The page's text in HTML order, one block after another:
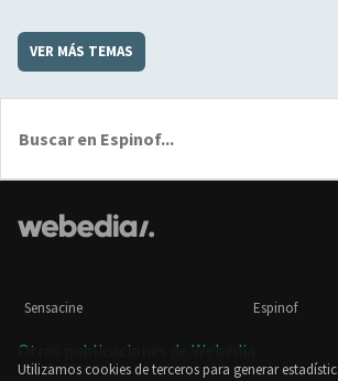
VER MÁS TEMAS
Sensacine Espinof
Otras publicaciones de Webedia
Utilizamos cookies de terceros para generar